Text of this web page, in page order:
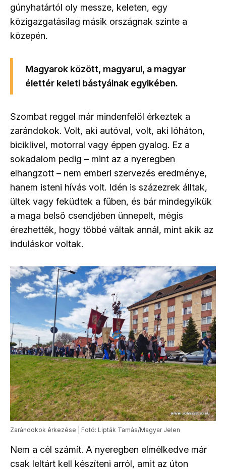
gúnyhatártól oly messze, keleten, egy
közigazgatásilag másik országnak szinte a
közepén.
Magyarok között, magyarul, a magyar
élettér keleti bástyáinak egyikében.
Szombat reggel már mindenfelől érkeztek a
zarándokok. Volt, aki autóval, volt, aki lóháton,
biciklivel, motorral vagy éppen gyalog. Ez a
sokadalom pedig – mint az a nyeregben
elhangzott – nem emberi szervezés eredménye,
hanem isteni hívás volt. Idén is százezrek álltak,
ültek vagy feküdtek a fűben, és bár mindegyikük
a maga belső csendjében ünnepelt, mégis
érezhették, hogy többé váltak annál, mint akik az
induláskor voltak.
Zarándokok érkezése | Fotó: Lipták Tamás/Magyar Jelen
Nem a cél számít. A nyeregben elmélkedve már
csak leltárt kell készíteni arról, amit az úton